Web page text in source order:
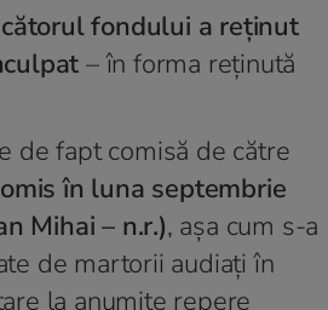
fondului a reţinut
– în forma reţinută
de fapt comisă de către
în luna septembrie
Mihai – n.r.), aşa cum s-a
de martorii audiaţi în
la anumite repere